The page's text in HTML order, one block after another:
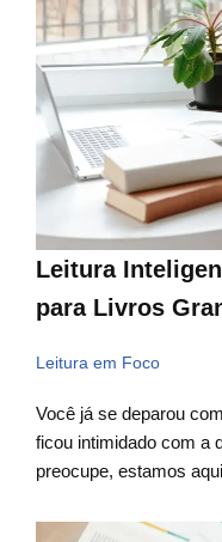
Leitura
para Livros
Leitura em Foco
Você já se deparou
ficou intimidado com a
preocupe, estamos